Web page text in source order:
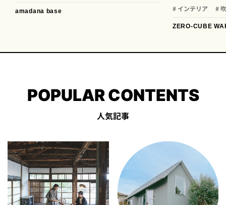
amadana base # インテリア #
ZERO-CUBE
POPULAR CONTENTS
人気記事